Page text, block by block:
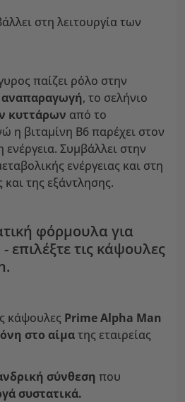
στη λειτουργία των
παίζει ρόλο στην
αναπαραγωγή, το σελήνιο
κυττάρων από το
η βιταμίνη Β6 παρέχει στον
Συμβάλλει στην
ενέργειας και στη
της εξάντλησης.
φόρμουλα για
επιλέξτε τις κάψουλες
κάψουλες Prime Alpha Man
στο αίματης εταιρείας
σύνθεση που
συστατικά.